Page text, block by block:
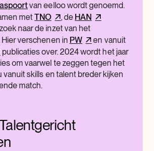
van eelloo wordt genoemd.
metTNO , de HAN
naar de inzet van het
verschenen in PW
en vanuit
publicaties over. 2024 wordt het jaar
om vaarwel te zeggen tegen het
vanuit skills en talent breder kijken
match.